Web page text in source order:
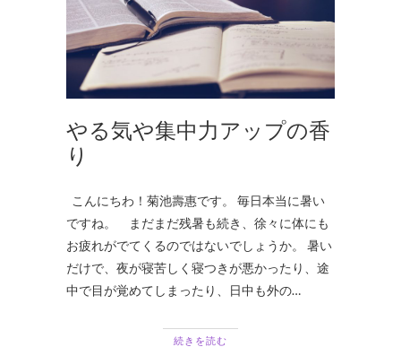
やる気や集中力アップの香
り
こんにちわ！菊池壽惠です。 毎日本当に暑い
ですね。 まだまだ残暑も続き、徐々に体にも
お疲れがでてくるのではないでしょうか。 暑い
だけで、夜が寝苦しく寝つきが悪かったり、途
中で目が覚めてしまったり、日中も外の…
続きを読む